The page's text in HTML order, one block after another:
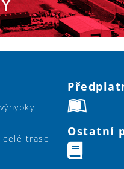
celé trase
Ostatní